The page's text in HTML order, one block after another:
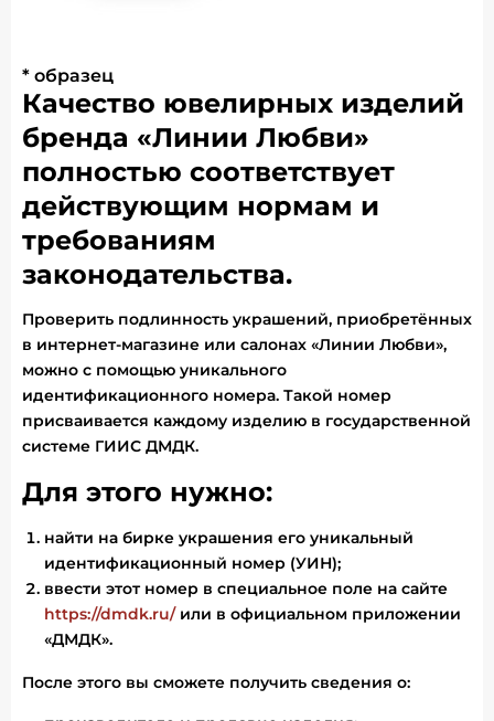
* образец
Качество ювелирных изделий
бренда «Линии Любви»
полностью соответствует
действующим нормам и
требованиям
законодательства.
Проверить подлинность украшений, приобретённых
в интернет-магазине или салонах «Линии Любви»,
можно с помощью уникального
идентификационного номера. Такой номер
присваивается каждому изделию в государственной
системе ГИИС ДМДК.
Для этого нужно:
найти на бирке украшения его уникальный
идентификационный номер (УИН);
ввести этот номер в специальное поле на сайте
https://dmdk.ru/или в официальном приложении
«ДМДК».
После этого вы сможете получить сведения о: